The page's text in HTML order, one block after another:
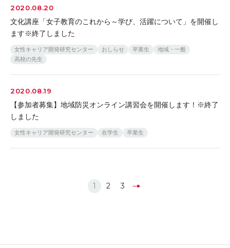
2020.08.20
文化講座「女子教育のこれから～学び、活躍について」を開催し
ます※終了しました
女性キャリア開発研究センター おしらせ 卒業生
地域・一般
高校の先生
2020.08.19
【参加者募集】地域防災オンライン講習会を開催します！※終了
しました
女性キャリア開発研究センター 在学生 卒業生
1 2 3